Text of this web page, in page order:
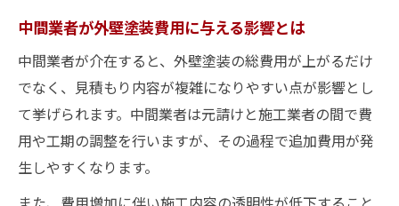
法
重要性
外壁塗装で安心できる業者の特徴を徹底解
説
補助金活用で外壁塗装の賢い費用節約術
中間業者が外壁塗装費用に与える影響とは
中間業者が介在すると、外壁塗装の総費用が上がるだけ
でなく、見積もり内容が複雑になりやすい点が影響とし
て挙げられます。中間業者は元請けと施工業者の間で費
用や工期の調整を行いますが、その過程で追加費用が発
生しやすくなります。